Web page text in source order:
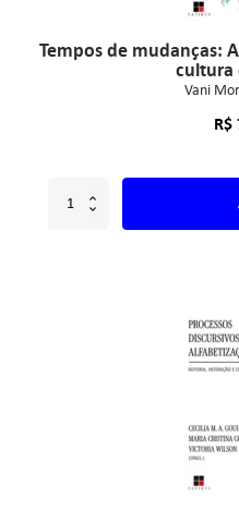
Tempos de mudanças:
cultura
Vani
R$